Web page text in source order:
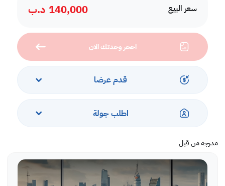
سعر البيع 140,000 د.ب
احجز وحدتك الان
قدم عرضا
اطلب جولة
مدرجة من قبل
غرفة خدامه
مكان للغسالات